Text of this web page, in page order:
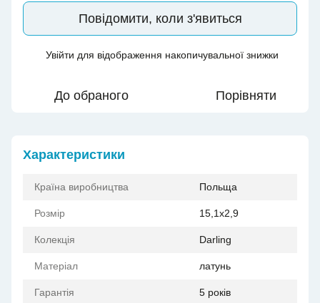
Повідомити, коли з'явиться
Увійти для відображення накопичувальної знижки
До обраного Порівняти
Характеристики
Країна виробництва Польща
Розмір 15,1x2,9
Колекція Darling
Матеріал латунь
Гарантія 5 років